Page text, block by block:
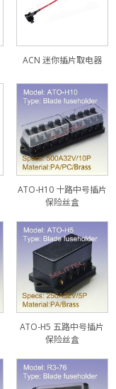
ACN 迷你插片取电器
ATO-H10 十路中号插片
保险丝盒
ATO-H5 五路中号插片
保险丝盒